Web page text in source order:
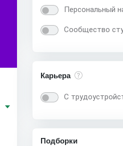
Персональный
Сообщество
Карьера
С
Подборки